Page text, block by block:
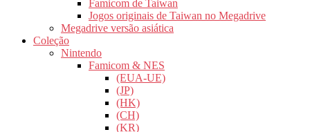
Famicom de Taiwan
Jogos originais de Taiwan no Megadrive
Megadrive versão asiática
Coleção
Nintendo
Famicom & NES
(EUA-UE)
(JP)
(HK)
(CH)
(KR)